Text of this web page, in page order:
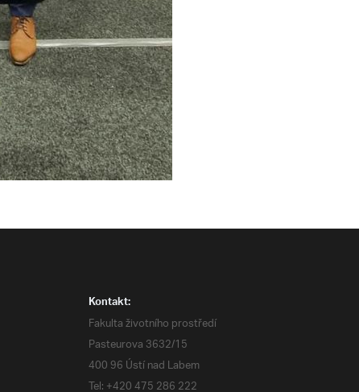
Kontakt:
Fakulta životního prostředí
Pasteurova 3632/15
400 96 Ústí nad Labem
Tel: +420 475 286 222